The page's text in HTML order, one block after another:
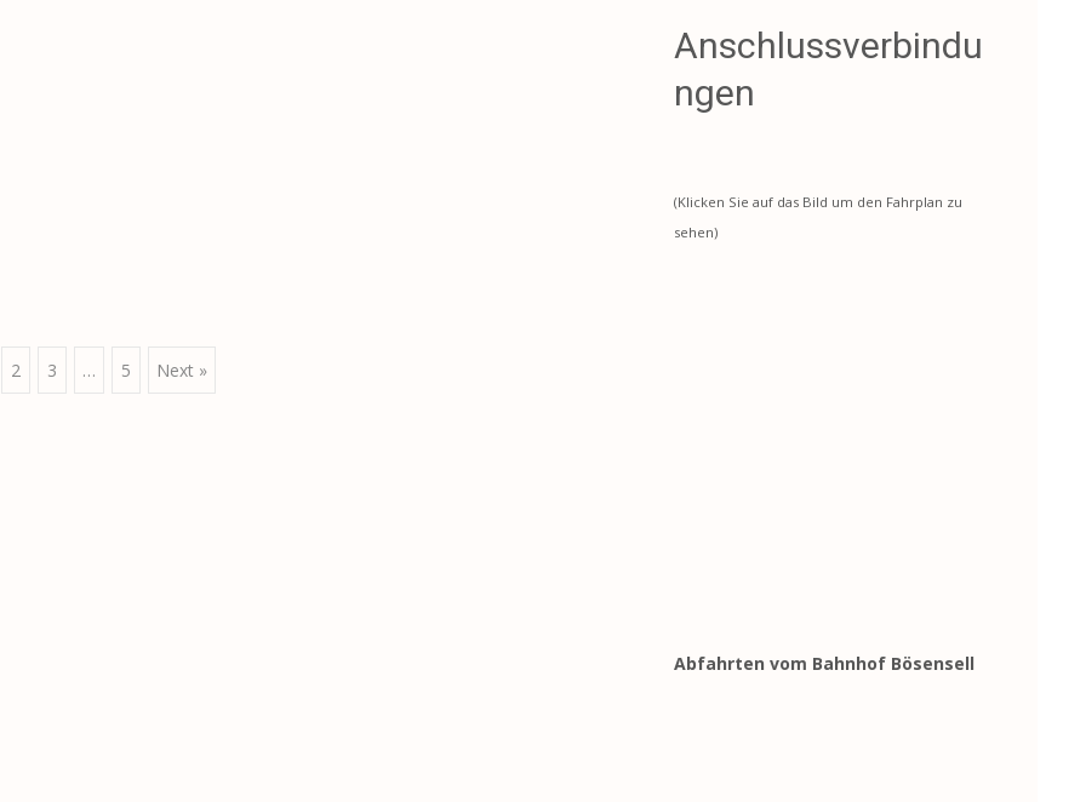
2 3 … 5 Next »
Anschlussverbindu
ngen
(Klicken Sie auf das Bild um den Fahrplan zu
sehen)
Abfahrten vom Bahnhof Bösensell